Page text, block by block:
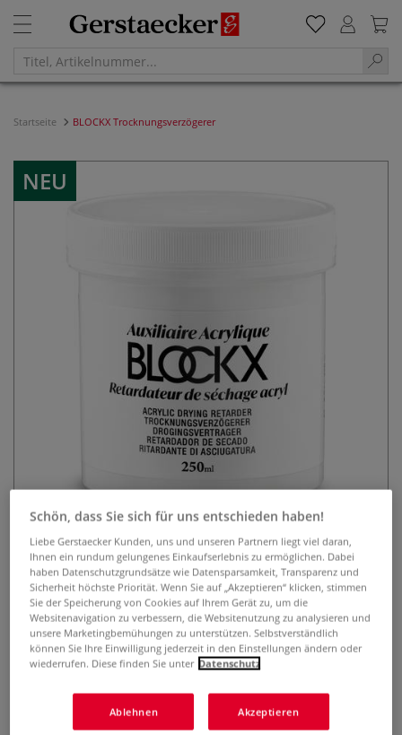
Startseite BLOCKX Trocknungsverzögerer
NEU
BLOCKX Trocknungsverzögerer
0 Bewertungen
Trocknungsverzögerer für längere Verarbeitungszeit und
weiche Farbverläufe. Verbessert die Verarbeitung und
erhält die Farbqualität – lösungsmittelfrei in 250 ml Dose.
Schön, dass Sie sich für uns entschieden haben!
Liebe Gerstaecker Kunden, uns und unseren Partnern liegt viel daran,
Ihnen ein rundum gelungenes Einkaufserlebnis zu ermöglichen. Dabei
haben Datenschutzgrundsätze wie Datensparsamkeit, Transparenz und
Sicherheit höchste Priorität. Wenn Sie auf „Akzeptieren“ klicken, stimmen
Sie der Speicherung von Cookies auf Ihrem Gerät zu, um die
Websitenavigation zu verbessern, die Websitenutzung zu analysieren und
unsere Marketingbemühungen zu unterstützen. Selbstverständlich
können Sie Ihre Einwilligung jederzeit in den Einstellungen ändern oder
wiederrufen. Diese finden Sie unter Datenschutz
Ablehnen Akzeptieren